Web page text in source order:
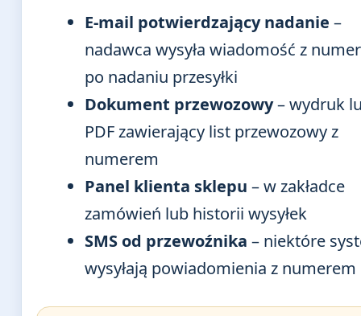
E-mail potwierdzający nadanie –
nadawca wysyła wiadomość z
po nadaniu przesyłki
Dokument przewozowy– wydruk
PDF zawierający list przewozowy z
numerem
Panel klienta sklepu – w zakładce
zamówień lub historii wysyłek
SMS od przewoźnika – niektóre
wysyłają powiadomienia z numerem